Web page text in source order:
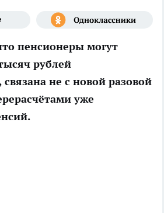
пенсионеры могут
рублей
не с новой разовой
уже